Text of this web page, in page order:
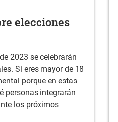
elecciones
2023 se celebrarán
Si eres mayor de 18
porque en estas
personas integrarán
los próximos